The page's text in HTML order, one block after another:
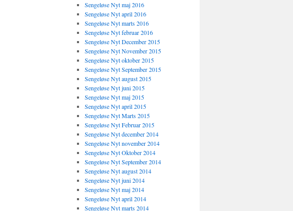
Sengeløse Nyt maj 2016
Sengeløse Nyt april 2016
Sengeløse Nyt marts 2016
Sengeløse Nyt februar 2016
Sengeløse Nyt December 2015
Sengeløse Nyt November 2015
Sengeløse Nyt oktober 2015
Sengeløse Nyt September 2015
Sengeløse Nyt august 2015
Sengeløse Nyt juni 2015
Sengeløse Nyt maj 2015
Sengeløse Nyt april 2015
Sengeløse Nyt Marts 2015
Sengeløse Nyt Februar 2015
Sengeløse Nyt december 2014
Sengeløse Nyt november 2014
Sengeløse Nyt Oktober 2014
Sengeløse Nyt September 2014
Sengeløse Nyt august 2014
Sengeløse Nyt juni 2014
Sengeløse Nyt maj 2014
Sengeløse Nyt april 2014
Sengeløse Nyt marts 2014